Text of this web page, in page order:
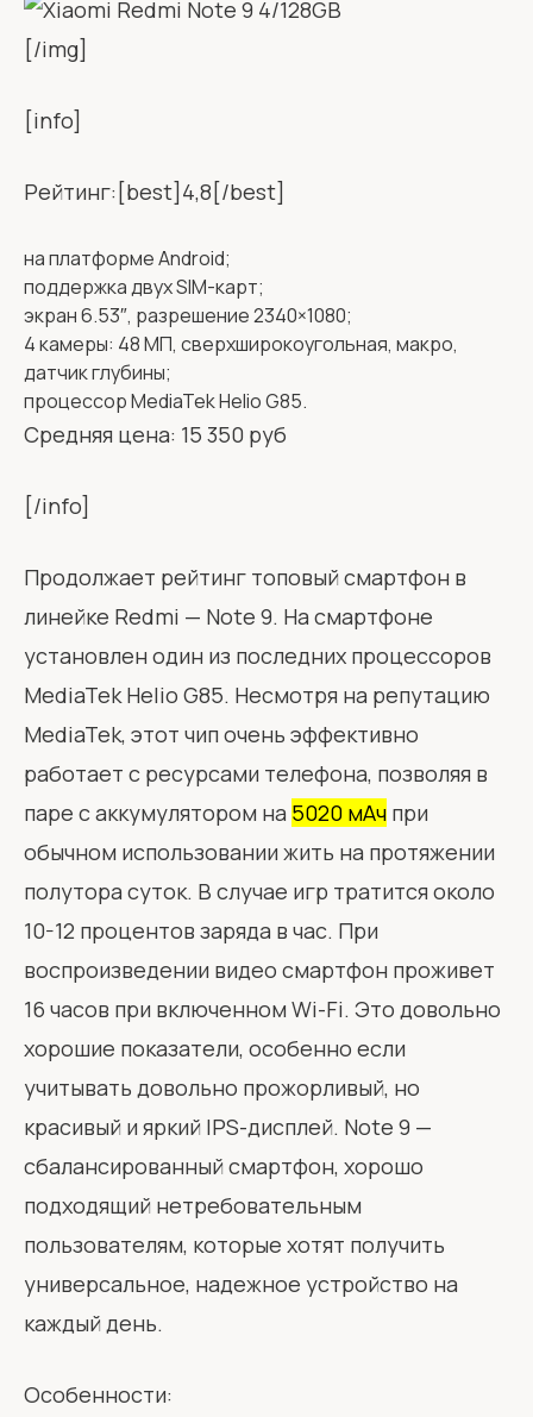
[/img]
[info]
Рейтинг:[best]4,8[/best]
на платформе Android;
поддержка двух SIM-карт;
экран 6.53″, разрешение 2340×1080;
4 камеры: 48 МП, сверхширокоугольная, макро,
датчик глубины;
процессор MediaTek Helio G85.
Средняя цена: 15 350 руб
[/info]
Продолжает рейтинг топовый смартфон в
линейке Redmi — Note 9. На смартфоне
установлен один из последних процессоров
MediaTek Helio G85. Несмотря на репутацию
MediaTek, этот чип очень эффективно
работает с ресурсами телефона, позволяя в
паре с аккумулятором на 5020 мАч при
обычном использовании жить на протяжении
полутора суток. В случае игр тратится около
10-12 процентов заряда в час. При
воспроизведении видео смартфон проживет
16 часов при включенном Wi-Fi. Это довольно
хорошие показатели, особенно если
учитывать довольно прожорливый, но
красивый и яркий IPS-дисплей. Note 9 —
сбалансированный смартфон, хорошо
подходящий нетребовательным
пользователям, которые хотят получить
универсальное, надежное устройство на
каждый день.
Особенности: